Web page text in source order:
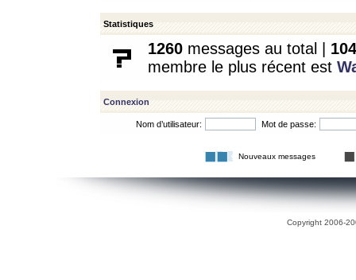
Statistiques
1260 messages au total | 104
membre le plus récent est
Connexion
Nom d’utilisateur: Mot de passe:
Nouveaux messages
Copyright 2006-